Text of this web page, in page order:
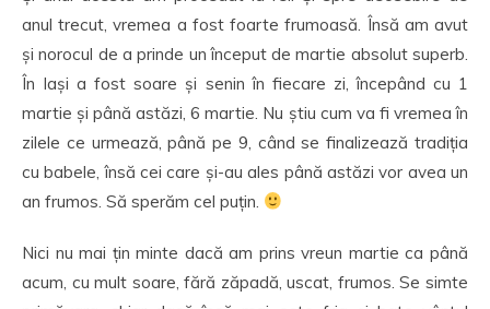
anul trecut, vremea a fost foarte frumoasă. Însă am avut
și norocul de a prinde un început de martie absolut superb.
În Iași a fost soare și senin în fiecare zi, începând cu 1
martie și până astăzi, 6 martie. Nu știu cum va fi vremea în
zilele ce urmează, până pe 9, când se finalizează tradiția
cu babele, însă cei care și-au ales până astăzi vor avea un
an frumos. Să sperăm cel puțin.
Nici nu mai țin minte dacă am prins vreun martie ca până
acum, cu mult soare, fără zăpadă, uscat, frumos. Se simte